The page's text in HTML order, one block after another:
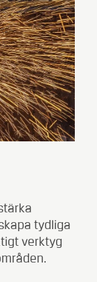
tydliga
verktyg